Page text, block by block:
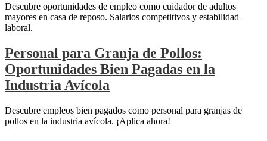
Descubre oportunidades de empleo como cuidador de adultos
mayores en casa de reposo. Salarios competitivos y estabilidad
laboral.
Personal para Granja de Pollos:
Oportunidades Bien Pagadas en la
Industria Avícola
Descubre empleos bien pagados como personal para granjas de
pollos en la industria avícola. ¡Aplica ahora!